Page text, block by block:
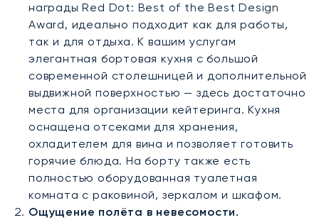
награды Red Dot: Best of the Best Design
Award, идеально подходит как для работы,
так и для отдыха. К вашим услугам
элегантная бортовая кухня с большой
современной столешницей и дополнительной
выдвижной поверхностью — здесь достаточно
места для организации кейтеринга. Кухня
оснащена отсеками для хранения,
охладителем для вина и позволяет готовить
горячие блюда. На борту также есть
полностью оборудованная туалетная
комната с раковиной, зеркалом и шкафом.
Ощущение полёта в невесомости.